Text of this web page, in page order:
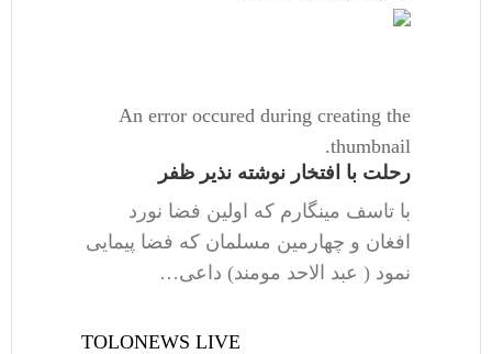
An error occured during creating the
thumbnail.
رحلت با افتخار نوشته نذیر ظفر
با تاسف مینگارم که اولین فضا نورد
افغان و چهارمین مسلمان که فضا پیمایی
نمود ( عبد الاحد مومند) داعی…
TOLONEWS LIVE